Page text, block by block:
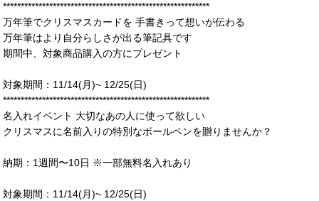
**********************************************************
万年筆でクリスマスカードを 手書きって想いが伝わる
万年筆はより自分らしさが出る筆記具です
期間中、対象商品購入の方にプレゼント
対象期間：11/14(月)~ 12/25(日)
**********************************************************
名入れイベント 大切なあの人に使って欲しい
クリスマスに名前入りの特別なボールペンを贈りませんか？
納期：1週間〜10日 ※一部無料名入れあり
対象期間：11/14(月)~ 12/25(日)